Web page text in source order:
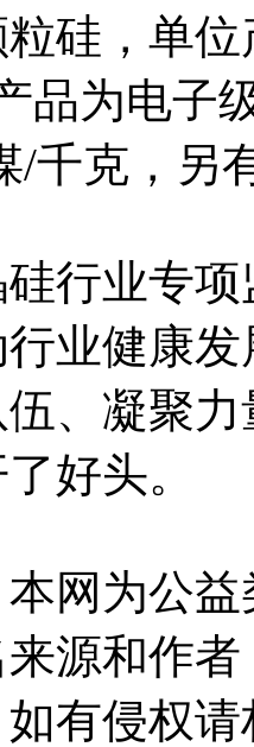
硅，单
品为电子
/千克，另
行业专
业健康
、凝聚
好头。
本网为公
源和作
有侵权